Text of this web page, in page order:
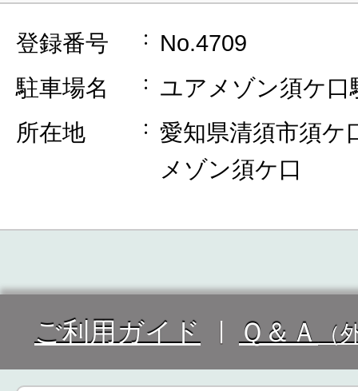
登録番号
No.4709
駐車場名
ユアメゾン須ケ口
所在地
愛知県清須市須ケ
メゾン須ケ口
ご利用ガイド Ｑ＆Ａ （